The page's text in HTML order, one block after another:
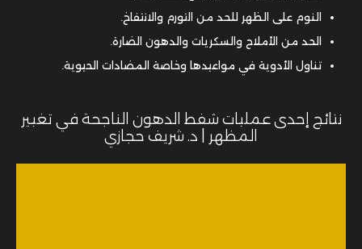
النوم على الظهر للحد من التورم والانتفاخ.
الحد من الأملاح والسكريات والدهون الضارة.
تناول الأدوية في مواعيدها وخاصة المضادات الحيوية.
نتائج إحدى عمليات شفط الدهون الناجحة في تغيير
المظهر | د. شريف حجازي